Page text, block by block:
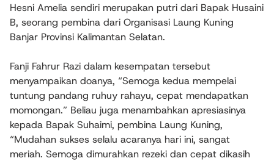
Hesni Amelia sendiri merupakan putri dari Bapak Husaini
B, seorang pembina dari Organisasi Laung Kuning
Banjar Provinsi Kalimantan Selatan.
Fanji Fahrur Razi dalam kesempatan tersebut
menyampaikan doanya, “Semoga kedua mempelai
tuntung pandang ruhuy rahayu, cepat mendapatkan
momongan.” Beliau juga menambahkan apresiasinya
kepada Bapak Suhaimi, pembina Laung Kuning,
“Mudahan sukses selalu acaranya hari ini, sangat
meriah. Semoga dimurahkan rezeki dan cepat dikasih